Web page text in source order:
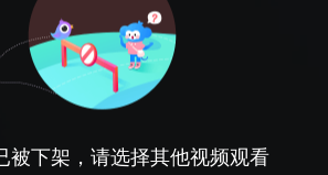
被下架，请选择其他视频观看